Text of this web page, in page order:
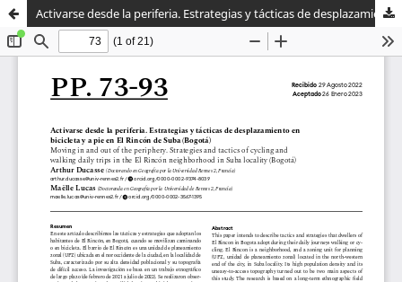
Activarse desde la periferia. Estrategias y tácticas de desplazamiento en bicicleta y a pie en El Rincón de Suba (Bogotá)